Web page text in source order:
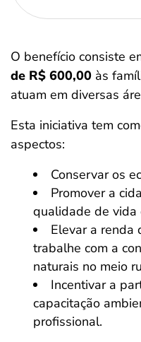
O benefício consiste
de R$ 600,00 às
atuam em diversas
Esta iniciativa tem
aspectos:
Conservar os
Promover a
qualidade de vida
Elevar a renda
trabalhe com a
naturais no meio
Incentivar a
capacitação
profissional.